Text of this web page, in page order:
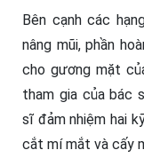
Bên cạnh các
nâng mũi, phần
cho gương mặt
tham gia của bác
sĩ đảm nhiệm hai
cắt mí mắt và cấy